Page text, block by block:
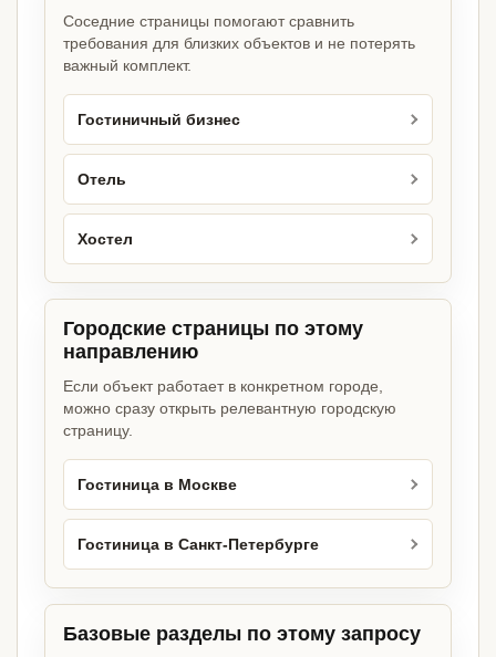
Соседние страницы помогают сравнить
требования для близких объектов и не потерять
важный комплект.
Гостиничный бизнес
Отель
Хостел
Городские страницы по этому
направлению
Если объект работает в конкретном городе,
можно сразу открыть релевантную городскую
страницу.
Гостиница в Москве
Гостиница в Санкт-Петербурге
Базовые разделы по этому запросу